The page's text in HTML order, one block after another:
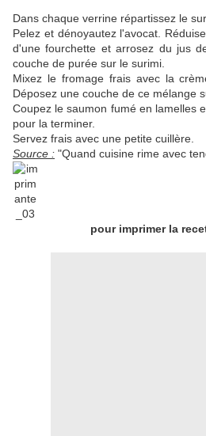
Dans chaque verrine répartissez le
Pelez et dénoyautez l'avocat.
d'une fourchette et arrosez du jus
couche de purée sur le surimi.
Mixez le fromage frais avec la
Déposez une couche de ce mélange
Coupez le saumon fumé en lamelles
pour la terminer.
Servez frais avec une petite cuillère.
Source : "Quand cuisine rime avec
pour imprimer la